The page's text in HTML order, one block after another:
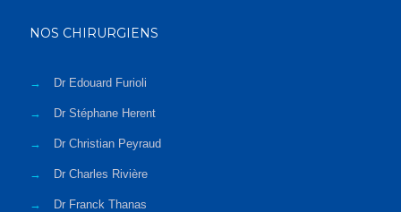
NOS CHIRURGIENS
→ Dr Edouard Furioli
→ Dr Stéphane Herent
→ Dr Christian Peyraud
→ Dr Charles Rivière
→ Dr Franck Thanas